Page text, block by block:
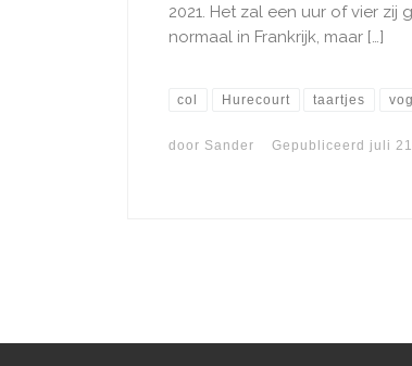
2021. Het zal een uur of vier
normaal in Frankrijk, maar […]
col Hurecourt taartjes
door Sander Gepubliceerd juli